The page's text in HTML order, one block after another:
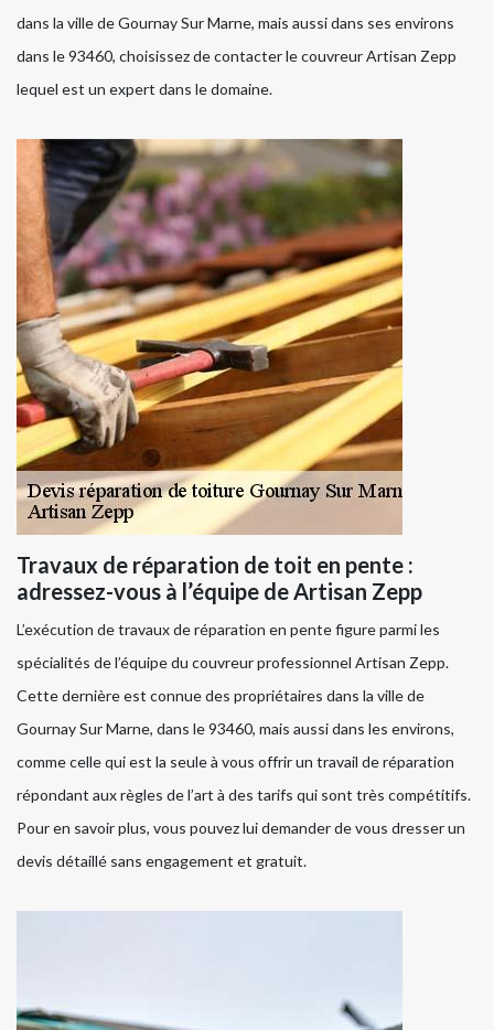
dans la ville de Gournay Sur Marne, mais aussi dans ses environs
dans le 93460, choisissez de contacter le couvreur Artisan Zepp
lequel est un expert dans le domaine.
Travaux de réparation de toit en pente :
adressez-vous à l’équipe de Artisan Zepp
L’exécution de travaux de réparation en pente figure parmi les
spécialités de l’équipe du couvreur professionnel Artisan Zepp.
Cette dernière est connue des propriétaires dans la ville de
Gournay Sur Marne, dans le 93460, mais aussi dans les environs,
comme celle qui est la seule à vous offrir un travail de réparation
répondant aux règles de l’art à des tarifs qui sont très compétitifs.
Pour en savoir plus, vous pouvez lui demander de vous dresser un
devis détaillé sans engagement et gratuit.